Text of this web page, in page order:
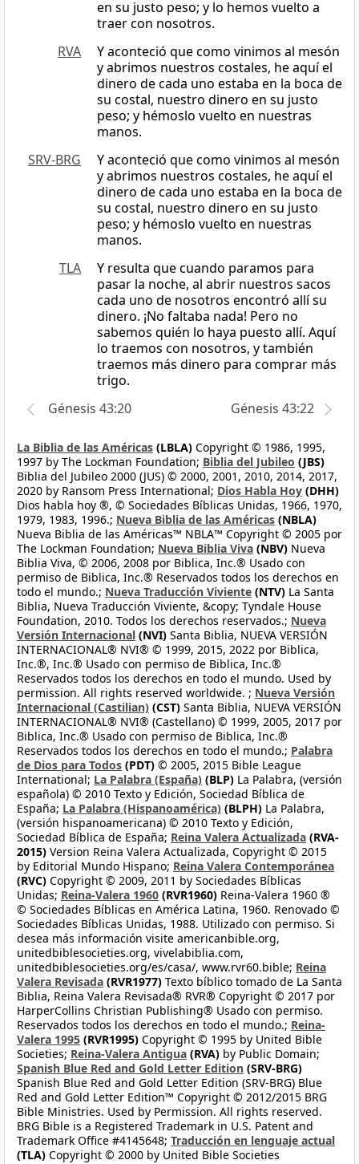
en su justo peso; y lo hemos vuelto a
traer con nosotros.
RVA
Y aconteció que como vinimos al mesón
y abrimos nuestros costales, he aquí el
dinero de cada uno estaba en la boca de
su costal, nuestro dinero en su justo
peso; y hémoslo vuelto en nuestras
manos.
SRV-BRG
Y aconteció que como vinimos al mesón
y abrimos nuestros costales, he aquí el
dinero de cada uno estaba en la boca de
su costal, nuestro dinero en su justo
peso; y hémoslo vuelto en nuestras
manos.
TLA
Y resulta que cuando paramos para
pasar la noche, al abrir nuestros sacos
cada uno de nosotros encontró allí su
dinero. ¡No faltaba nada! Pero no
sabemos quién lo haya puesto allí. Aquí
lo traemos con nosotros, y también
traemos más dinero para comprar más
trigo.
Génesis 43:20
Génesis 43:22
La Biblia de las Américas (LBLA) Copyright © 1986, 1995,
1997 by The Lockman Foundation; Biblia del Jubileo (JBS)
Biblia del Jubileo 2000 (JUS) © 2000, 2001, 2010, 2014, 2017,
2020 by Ransom Press International; Dios Habla Hoy (DHH)
Dios habla hoy ®, © Sociedades Bíblicas Unidas, 1966, 1970,
1979, 1983, 1996.; Nueva Biblia de las Américas (NBLA)
Nueva Biblia de las Américas™ NBLA™ Copyright © 2005 por
The Lockman Foundation; Nueva Biblia Viva (NBV) Nueva
Biblia Viva, © 2006, 2008 por Biblica, Inc.® Usado con
permiso de Biblica, Inc.® Reservados todos los derechos en
todo el mundo.; Nueva Traducción Viviente (NTV) La Santa
Biblia, Nueva Traducción Viviente, &copy; Tyndale House
Foundation, 2010. Todos los derechos reservados.; Nueva
Versión Internacional (NVI) Santa Biblia, NUEVA VERSIÓN
INTERNACIONAL® NVI® © 1999, 2015, 2022 por Biblica,
Inc.®, Inc.® Usado con permiso de Biblica, Inc.®
Reservados todos los derechos en todo el mundo. Used by
permission. All rights reserved worldwide. ; Nueva Versión
Internacional (Castilian) (CST) Santa Biblia, NUEVA VERSIÓN
INTERNACIONAL® NVI® (Castellano) © 1999, 2005, 2017 por
Biblica, Inc.® Usado con permiso de Biblica, Inc.®
Reservados todos los derechos en todo el mundo.; Palabra
de Dios para Todos (PDT) © 2005, 2015 Bible League
International; La Palabra (España) (BLP) La Palabra, (versión
española) © 2010 Texto y Edición, Sociedad Bíblica de
España; La Palabra (Hispanoamérica) (BLPH) La Palabra,
(versión hispanoamericana) © 2010 Texto y Edición,
Sociedad Bíblica de España; Reina Valera Actualizada (RVA-
2015) Version Reina Valera Actualizada, Copyright © 2015
by Editorial Mundo Hispano; Reina Valera Contemporánea
(RVC) Copyright © 2009, 2011 by Sociedades Bíblicas
Unidas; Reina-Valera 1960 (RVR1960) Reina-Valera 1960 ®
© Sociedades Bíblicas en América Latina, 1960. Renovado ©
Sociedades Bíblicas Unidas, 1988. Utilizado con permiso. Si
desea más información visite americanbible.org,
unitedbiblesocieties.org, vivelabiblia.com,
unitedbiblesocieties.org/es/casa/, www.rvr60.bible; Reina
Valera Revisada (RVR1977) Texto bíblico tomado de La Santa
Biblia, Reina Valera Revisada® RVR® Copyright © 2017 por
HarperCollins Christian Publishing® Usado con permiso.
Reservados todos los derechos en todo el mundo.; Reina-
Valera 1995 (RVR1995) Copyright © 1995 by United Bible
Societies; Reina-Valera Antigua (RVA) by Public Domain;
Spanish Blue Red and Gold Letter Edition (SRV-BRG)
Spanish Blue Red and Gold Letter Edition (SRV-BRG) Blue
Red and Gold Letter Edition™ Copyright © 2012/2015 BRG
Bible Ministries. Used by Permission. All rights reserved.
BRG Bible is a Registered Trademark in U.S. Patent and
Trademark Office #4145648; Traducción en lenguaje actual
(TLA) Copyright © 2000 by United Bible Societies